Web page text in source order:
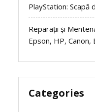
PlayStation: Scapă
Reparații și
Epson, HP,
Categories